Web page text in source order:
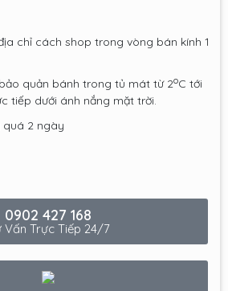
chỉ cách shop trong vòng bán kính 1
quản bánh trong tủ mát từ 2oC tới
tiếp dưới ánh nắng mặt trời.
quá 2 ngày
0902 427 168
Vấn Trực Tiếp 24/7